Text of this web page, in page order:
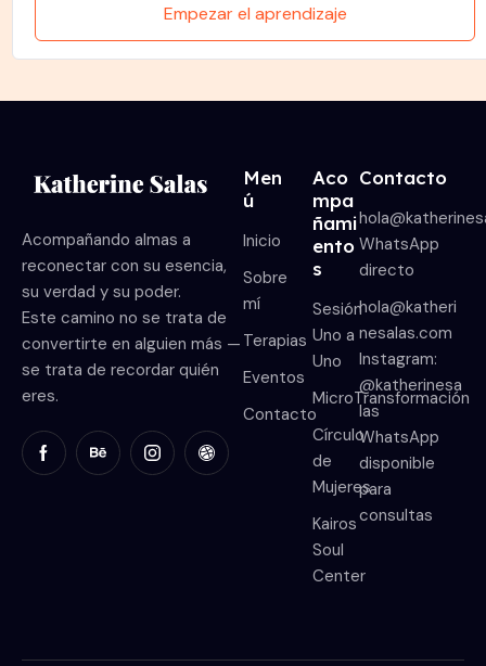
Empezar el aprendizaje
Acompañando almas a
reconectar con su esencia,
su verdad y su poder.
Este camino no se trata de
convertirte en alguien más —
se trata de recordar quién
eres.
Men
ú
Inicio
Sobre
mí
Terapias
Eventos
Contacto
Aco
mpa
ñami
ento
s
Sesión
Uno a
Uno
MicroTransformación
Círculo
de
Mujeres
Kairos
Soul
Center
Contacto
WhatsApp
directo
hola@katheri
nesalas.com
Instagram:
@katherinesa
las
WhatsApp
disponible
para
consultas